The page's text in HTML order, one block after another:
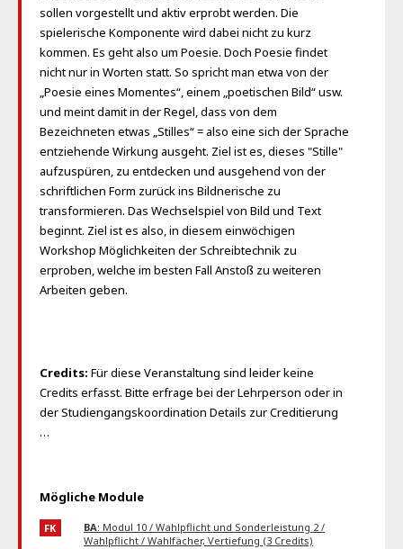
sollen vorgestellt und aktiv erprobt werden. Die
spielerische Komponente wird dabei nicht zu kurz
kommen. Es geht also um Poesie. Doch Poesie findet
nicht nur in Worten statt. So spricht man etwa von der
„Poesie eines Momentes“, einem „poetischen Bild“ usw.
und meint damit in der Regel, dass von dem
Bezeichneten etwas „Stilles“ = also eine sich der Sprache
entziehende Wirkung ausgeht. Ziel ist es, dieses "Stille"
aufzuspüren, zu entdecken und ausgehend von der
schriftlichen Form zurück ins Bildnerische zu
transformieren. Das Wechselspiel von Bild und Text
beginnt. Ziel ist es also, in diesem einwöchigen
Workshop Möglichkeiten der Schreibtechnik zu
erproben, welche im besten Fall Anstoß zu weiteren
Arbeiten geben.
Credits: Für diese Veranstaltung sind leider keine
Credits erfasst. Bitte erfrage bei der Lehrperson oder in
der Studiengangskoordination Details zur Creditierung
…
Mögliche Module
FK BA: Modul 10 / Wahlpflicht und Sonderleistung 2 /
Wahlpflicht / Wahlfächer, Vertiefung (3 Credits)